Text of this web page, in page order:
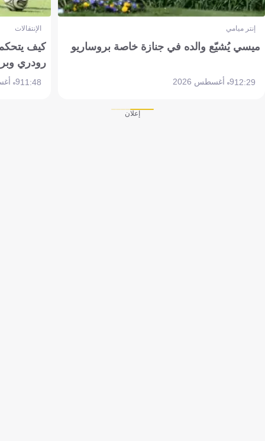
إنتر ميامي
ميسي يُشيّع والده في جنازة خاصة بروساريو
12:299 أغسطس 2026
الإنتقالات
كيف
رودري
11:489 أغسطس 2026
إعلان